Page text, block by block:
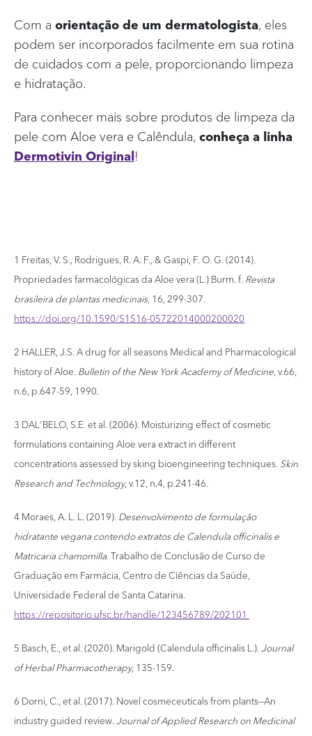
Com a orientação de um dermatologista, eles
podem ser incorporados facilmente em sua rotina
de cuidados com a pele, proporcionando limpeza
e hidratação.
Para conhecer mais sobre produtos de limpeza da
pele com Aloe vera e Calêndula, conheça a linha
Dermotivin Original!
1 Freitas, V. S., Rodrigues, R. A. F., & Gaspi, F. O. G. (2014).
Propriedades farmacológicas da Aloe vera (L.) Burm. f. Revista
brasileira de plantas medicinais, 16, 299-307.
https://doi.org/10.1590/S1516-05722014000200020
2 HALLER, J.S. A drug for all seasons Medical and Pharmacological
history of Aloe. Bulletin of the New York Academy of Medicine, v.66,
n.6, p.647-59, 1990.
3 DAL'BELO, S.E. et al. (2006). Moisturizing effect of cosmetic
formulations containing Aloe vera extract in different
concentrations assessed by sking bioengineering techniques. Skin
Research and Technology, v.12, n.4, p.241-46.
4 Moraes, A. L. L. (2019). Desenvolvimento de formulação
hidratante vegana contendo extratos de Calendula officinalis e
Matricaria chamomilla. Trabalho de Conclusão de Curso de
Graduação em Farmácia, Centro de Ciências da Saúde,
Universidade Federal de Santa Catarina.
https://repositorio.ufsc.br/handle/123456789/202101
5 Basch, E., et al. (2020). Marigold (Calendula officinalis L.).Journal
of Herbal Pharmacotherapy, 135-159.
6 Dorni, C., et al. (2017). Novel cosmeceuticals from plants—An
industry guided review.Journal of Applied Research on Medicinal